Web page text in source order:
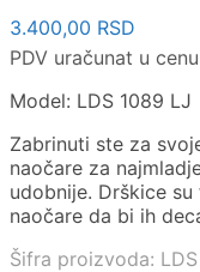
3.400,00 RSD
PDV uračunat u
Model: LDS 1089 LJ
Zabrinuti ste za
naočare za
udobnije. Drškice
naočare da bi ih
Šifra proizvoda: